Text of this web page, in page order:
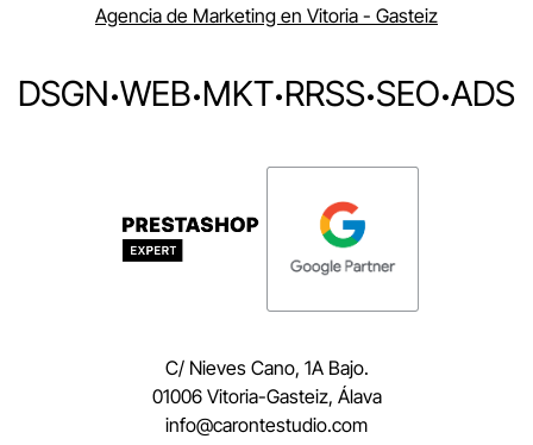
Agencia de Marketing en Vitoria - Gasteiz
DSGN·WEB·MKT·RRSS·SEO·ADS
C/ Nieves Cano, 1A Bajo.
01006 Vitoria-Gasteiz, Álava
moc.oidutsetnorac@ofni